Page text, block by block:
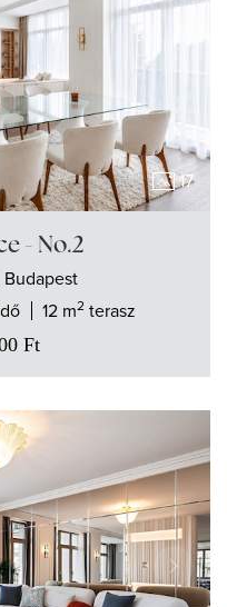
17
- No.2
Budapest
12 m2 terasz
Ft